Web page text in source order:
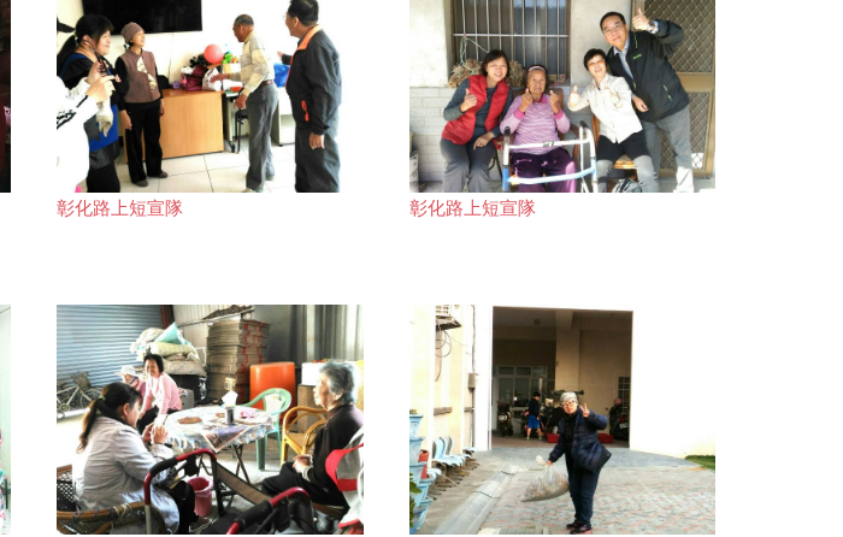
彰化路上短宣隊 彰化路上短宣隊